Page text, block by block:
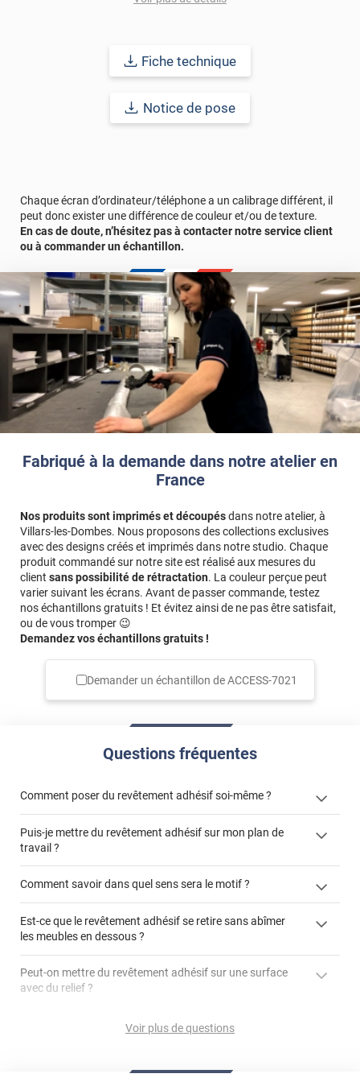
Fabriqué à la demande dans notre atelier en
France
Nos produits sont imprimés et découpésdans notre atelier, à
Villars-les-Dombes. Nous proposons des collections exclusives
avec des designs créés et imprimés dans notre studio. Chaque
produit commandé sur notre site est réalisé aux mesures du
client sans possibilité de rétractation. La couleur perçue peut
varier suivant les écrans. Avant de passer commande, testez
nos échantillons gratuits ! Et évitez ainsi de ne pas être satisfait,
ou de vous tromper 😉
Demandez vos échantillons gratuits !
Demander un échantillon deACCESS-7021
Questions fréquentes
Comment poser du revêtement adhésif soi-même ?
« Comment poser un revêtement adhésif ? »
Puis-je mettre du revêtement adhésif sur mon plan de
travail ?
"Peut-on installer du
Comment savoir dans quel sens sera le motif ?
Est-ce que le revêtement adhésif se retire sans abîmer
les meubles en dessous ?
Utiliser une solution de dépose pour annuler l'action de la
Peut-on mettre du revêtement adhésif sur une surface
avec du relief ?
Peut-on mettre du revêtement adhésif sur du carrelage
Comment poser du revêtement adhésif dans les angles
Voir plus de questions
TABER TEST, VOC. N'hésitez pas à prendre connaissance de la
Durabilité : 5 à 8 ans en pose intérieure (anti craquèlement,
Afin de vous rendre compte de la qualité et de son rendu
Fiche technique
Notice de pose
Chaque écran d’ordinateur/téléphone a un calibrage différent, il
peut donc exister une différence de couleur et/ou de texture.
En cas de doute, n’hésitez pas à contacter notre service client
ou à commander un échantillon.